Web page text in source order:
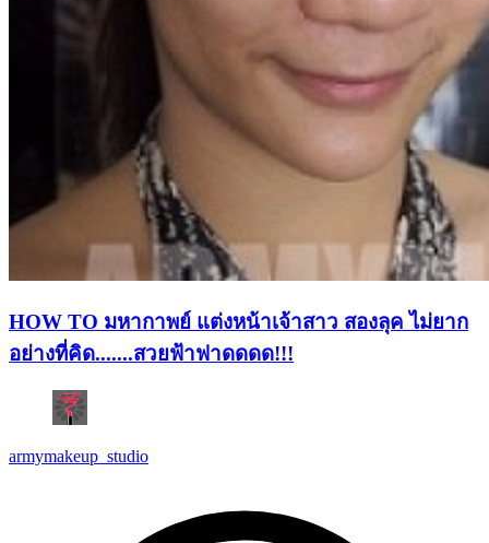
HOW TO มหากาพย์ แต่งหน้าเจ้าสาว สองลุค ไม่ยาก
อย่างที่คิด.......สวยฟ้าฟาดดดด!!!
armymakeup_studio